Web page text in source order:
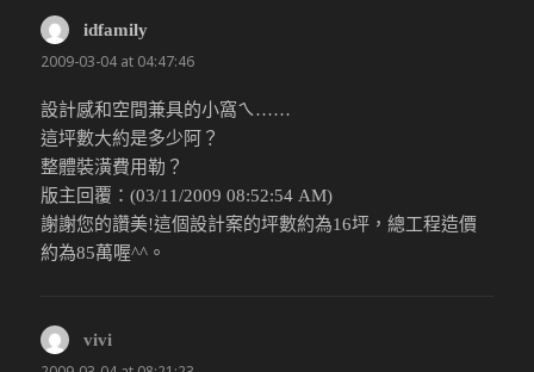
idfamily
2009-03-04 at 04:47:46
設計感和空間兼具的小窩ㄟ……
這坪數大約是多少阿？
整體裝潢費用勒？
版主回覆：(03/11/2009 08:52:54 AM)
謝謝您的讚美!這個設計案的坪數約為16坪，總工程造價
約為85萬喔^^。
vivi